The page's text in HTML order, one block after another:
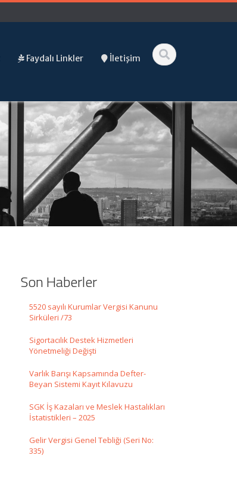
Faydalı Linkler İletişim
Son Haberler
5520 sayılı Kurumlar Vergisi Kanunu
Sirküleri /73
Sigortacılık Destek Hizmetleri
Yönetmeliği Değişti
Varlık Barışı Kapsamında Defter-
Beyan Sistemi Kayıt Kılavuzu
SGK İş Kazaları ve Meslek Hastalıkları
İstatistikleri – 2025
Gelir Vergisi Genel Tebliği (Seri No:
335)